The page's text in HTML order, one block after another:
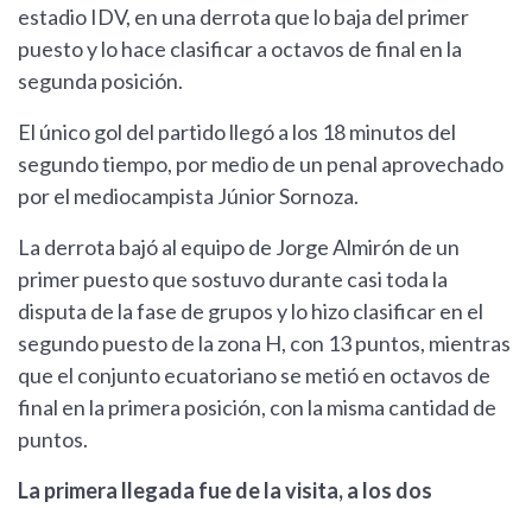
estadio IDV, en una derrota que lo baja del primer
puesto y lo hace clasificar a octavos de final en la
segunda posición.
El único gol del partido llegó a los 18 minutos del
segundo tiempo, por medio de un penal aprovechado
por el mediocampista Júnior Sornoza.
La derrota bajó al equipo de Jorge Almirón de un
primer puesto que sostuvo durante casi toda la
disputa de la fase de grupos y lo hizo clasificar en el
segundo puesto de la zona H, con 13 puntos, mientras
que el conjunto ecuatoriano se metió en octavos de
final en la primera posición, con la misma cantidad de
puntos.
La primera llegada fue de la visita, a los dos